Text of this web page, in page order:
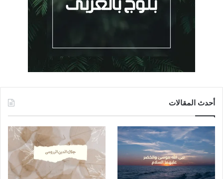
أحدث المقالات